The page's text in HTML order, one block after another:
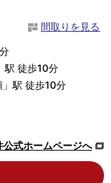
間取りを見る
駅 徒歩10分
駅 徒歩10分
公式ホームページへ